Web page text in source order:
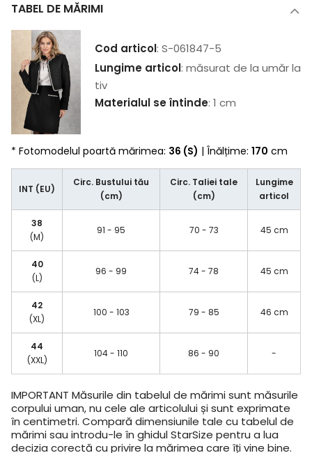
TABEL DE MĂRIMI
Cod articol: S-061847-5
Lungime articol: măsurat de la umăr la
tiv
Materialul se întinde: 1 cm
* Fotomodelul poartă mărimea: 36 (S) | Înălțime: 170 cm
INT (EU)
Circ. Bustului tău
(cm)
Circ. Taliei tale
(cm)
Lungime
articol
38
(M)
91 - 95 70 - 73 45 cm
40
(L)
96 - 99 74 - 78 45 cm
42
(XL)
100 - 103 79 - 85 46 cm
44
(XXL)
104 - 110 86 - 90 -
IMPORTANT Măsurile din tabelul de mărimi sunt măsurile
corpului uman, nu cele ale articolului și sunt exprimate
în centimetri. Compară dimensiunile tale cu tabelul de
mărimi sau introdu-le în ghidul StarSize pentru a lua
decizia corectă cu privire la mărimea care îți vine bine.